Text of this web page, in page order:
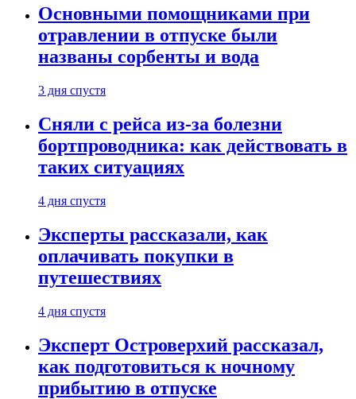
Основными помощниками при
отравлении в отпуске были
названы сорбенты и вода
3 дня спустя
Сняли с рейса из-за болезни
бортпроводника: как действовать в
таких ситуациях
4 дня спустя
Эксперты рассказали, как
оплачивать покупки в
путешествиях
4 дня спустя
Эксперт Островерхий рассказал,
как подготовиться к ночному
прибытию в отпуске